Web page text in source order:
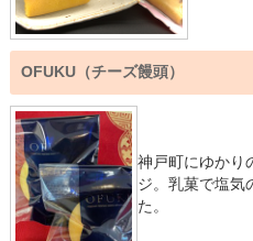
OFUKU（チーズ饅頭）
神戸町にゆかり
ジ。乳菓で塩気
た。